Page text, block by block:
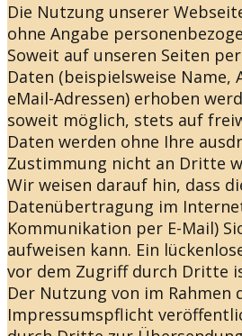
Die Nutzung unserer
ohne Angabe
Soweit auf unseren Seiten
Daten (beispielsweise Name,
eMail-Adressen) erhoben
soweit möglich, stets auf
Daten werden ohne Ihre
Zustimmung nicht an Dritte
Wir weisen darauf hin, dass
Datenübertragung im
Kommunikation per E-Mail)
aufweisen kann. Ein
vor dem Zugriff durch Dritte
Der Nutzung von im Rahmen
Impressumspflicht